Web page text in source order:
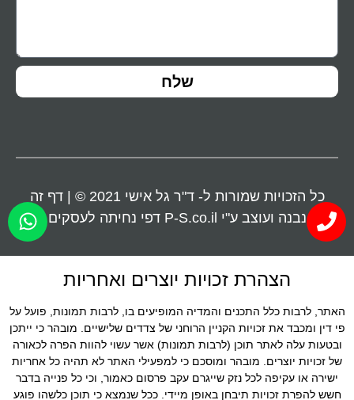
שלח
כל הזכויות שמורות ל- ד"ר גל אישי 2021 © |
דף זה
נבנה ועוצב ע"י P-S.co.il דפי נחיתה לעסקים
הצהרת זכויות יוצרים ואחריות
האתר, לרבות כלל התכנים והמדיה המופיעים בו, לרבות תמונות, פועל על
פי דין ומכבד את זכויות הקניין הרוחני של צדדים שלישיים. מובהר כי ייתכן
ובטעות עלה לאתר תוכן (לרבות תמונות) אשר עשוי להוות הפרה לכאורה
של זכויות יוצרים. מובהר ומוסכם כי למפעילי האתר לא תהיה כל אחריות
ישירה או עקיפה לכל נזק שייגרם עקב פרסום כאמור, וכי כל פנייה בדבר
חשש להפרת זכויות תיבחן באופן מיידי. ככל שנמצא כי תוכן כלשהו פוגע